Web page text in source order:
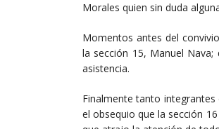
Morales quien sin duda
Momentos antes del
la sección 15, Manuel
asistencia.
Finalmente tanto
el obsequio que la sección